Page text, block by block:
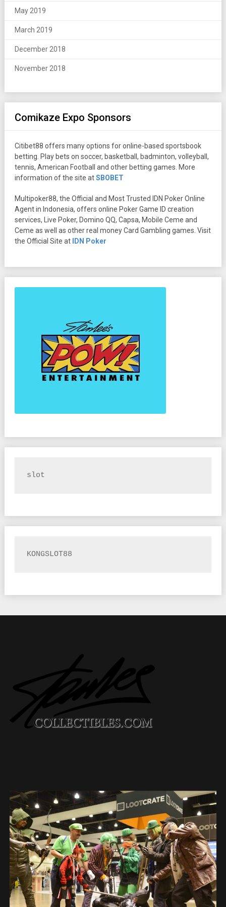
May 2019
March 2019
December 2018
November 2018
Comikaze Expo Sponsors
Citibet88 offers many options for online-based sportsbook
betting. Play bets on soccer, basketball, badminton, volleyball,
tennis, American Football and other betting games. More
information of the site atSBOBET
Multipoker88, the Official and Most Trusted IDN Poker Online
Agent in Indonesia, offers online Poker Game ID creation
services, Live Poker, Domino QQ, Capsa, Mobile Ceme and
Ceme as well as other real money Card Gambling games. Visit
the Official Site at
IDN Poker
slot
KONGSLOT88